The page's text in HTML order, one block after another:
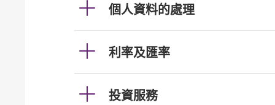
個人資料的處理
利率及匯率
投資服務